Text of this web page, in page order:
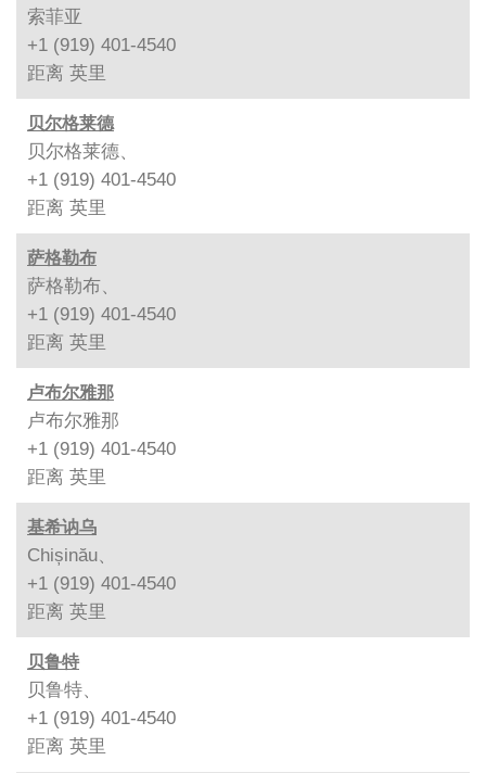
索菲亚
+1 (919) 401-4540
距离 英里
贝尔格莱德
贝尔格莱德、
+1 (919) 401-4540
距离 英里
萨格勒布
萨格勒布、
+1 (919) 401-4540
距离 英里
卢布尔雅那
卢布尔雅那
+1 (919) 401-4540
距离 英里
基希讷乌
Chișinău、
+1 (919) 401-4540
距离 英里
贝鲁特
贝鲁特、
+1 (919) 401-4540
距离 英里